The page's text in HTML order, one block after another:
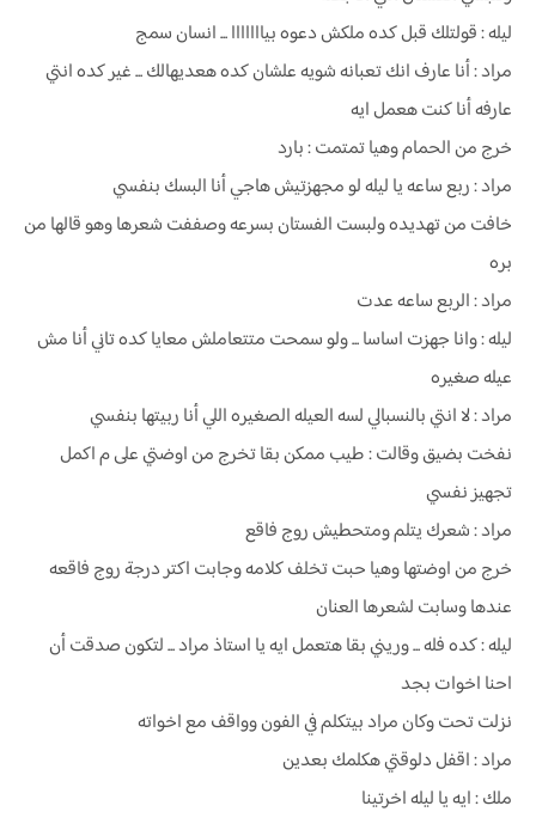
ليله : قولتلك قبل كده ملكش دعوه بيااااااا ... انسان سمج
مراد : أنا عارف انك تعبانه شويه علشان كده هعديهالك ... غير كده انتي
عارفه أنا كنت هعمل ايه
خرج من الحمام وهيا تمتمت : بارد
مراد : ربع ساعه يا ليله لو مجهزتيش هاجي أنا البسك بنفسي
خافت من تهديده ولبست الفستان بسرعه وصففت شعرها وهو قالها من
بره
مراد : الربع ساعه عدت
ليله : وانا جهزت اساسا ... ولو سمحت متتعاملش معايا كده تاني أنا مش
عيله صغيره
مراد : لا انتي بالنسبالي لسه العيله الصغيره اللي أنا ربيتها بنفسي
نفخت بضيق وقالت : طيب ممكن بقا تخرج من اوضتي على م اكمل
تجهيز نفسي
مراد : شعرك يتلم ومتحطيش روج فاقع
خرج من اوضتها وهيا حبت تخلف كلامه وجابت اكتر درجة روج فاقعه
عندها وسابت لشعرها العنان
ليله : كده فله ... وريني بقا هتعمل ايه يا استاذ مراد ... لتكون صدقت أن
احنا اخوات بجد
نزلت تحت وكان مراد بيتكلم في الفون وواقف مع اخواته
مراد : اقفل دلوقتي هكلمك بعدين
ملك : ايه يا ليله اخرتينا